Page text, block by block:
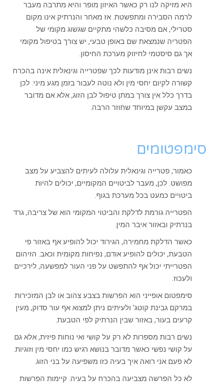
היא מזיקה לנו רק כאשר האיזון מופר והיא מתרבה מעבר
לרמה הסבירה ומתפשטת. אז מאחר והנרתיק אינו מקום
סטרילי, אם מסיבה כלשהי מתקיים שגשוג מקומי של
הפטריה שנמצאת שם באופן טבעי, יש צורך בטיפול מקומי
אך גם סיסטמי לחיזוק מערכת החיסון.
נשים רבות אינן מודעות לכך שפטרייה וגינאלית אינה בהכרח
קשורה לקיום יחסי מין ולא נוטה לעבור בזמן מגע מיני. לכן
בדרך כלל אין צורך במתן טיפול לבן הזוג, אלא אם מדובר
במצב עקשן במיוחד שחוזר הרבה.
סימפטומים
כאמור, פטרייה וגינאלית עלולה לעיתים להצביע על מצב
מפושט. לכן, מעבר לביטויים המקומיים, יכולים להיות
ביטויים כמעט בכל מערכת בגוף.
הפטרייה גורמת לדלקת והביטוי המקומי הוא של צריבה, גרד
בנרתיק ובאזור איבר המין.
כאשר הדלקת מחמירה, הגירוד יכול להופיע אף באזור פי
הטבעת, יכולים להופיע אודם, נפיחות מקומית וכאב. הזיהום
הפטרייתי יכול אף להתפשט על פני העור למפשעה, לירכיים
ולעכוז.
סימפטום אופייני הוא הפרשות בצבע צהוב או לבן המזכירות
במרקם גבינת קוטג' ולעיתים ניתן למצוא אף עור סדוק, מעין
קרעים בעור, באזור שבין הנרתיק לפי הטבעת.
נשים רבות מספרות לא רק על קושי ואי נוחות פיזית, אלא גם
על קושי נפשי כאשר מדובר בנושא רגיש כמו יחסי מין וזוגיות.
לא פעם אני רואה איך בעיה כזו משפיעה על בני הזוג.
לא כל הפרשה מצביעה בהכרח על בעיה. קיימות הפרשות